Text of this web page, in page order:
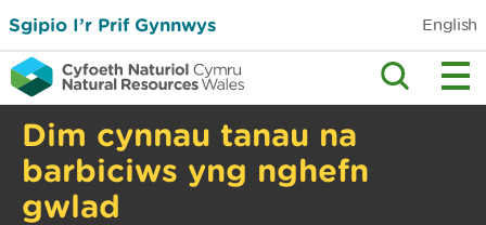
Sgipio I’r Prif Gynnwys English
Dim cynnau tanau na
barbiciws yng nghefn
gwlad